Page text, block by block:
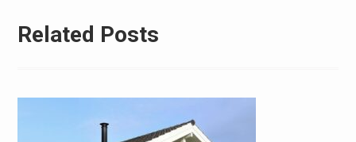
Related Posts